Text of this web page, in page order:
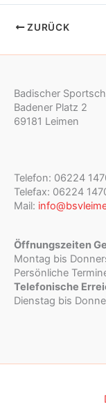
ZURÜCK
Badischer
Badener Platz 2
69181 Leimen
Telefon: 06224
Telefax: 06224
Mail:
Öffnungszeiten
Montag bis
Persönliche
Telefonische
Dienstag bis